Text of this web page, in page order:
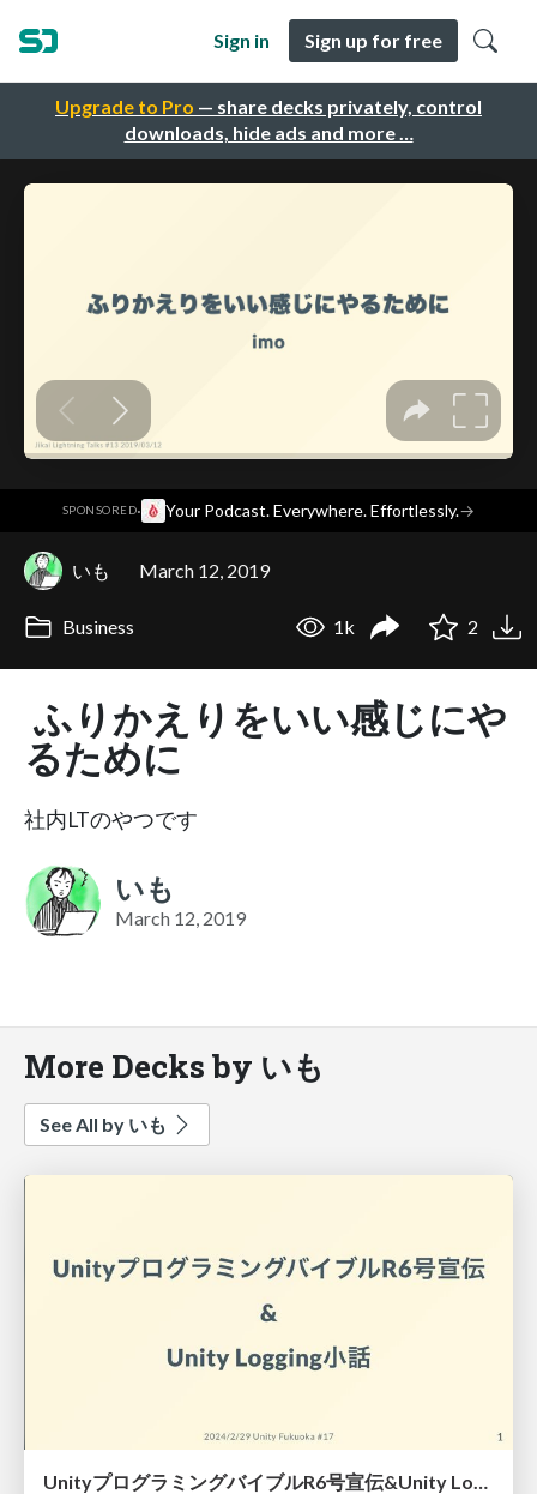
Upgrade to Pro — share decks privately, control
downloads, hide ads and more …
Sign in Sign up for free
SPONSORED· Your Podcast. Everywhere. Effortlessly.→
いも March 12, 2019
Business 1k 2
ふりかえりをいい感じにや
るために
社内LTのやつです
いも
March 12, 2019
More Decks by いも
See All by いも
UnityプログラミングバイブルR6号宣伝&Unity Logging小話